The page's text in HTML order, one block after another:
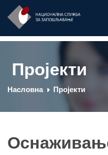
Пројекти
Насловна Пројекти